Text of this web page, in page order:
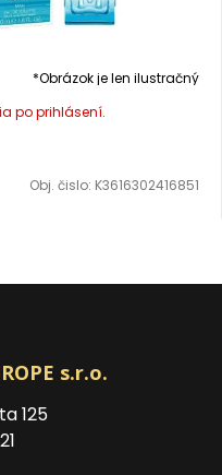
*Obrázok je len ilustračný
Obj. čislo: K3616302416851
s.r.o.
125